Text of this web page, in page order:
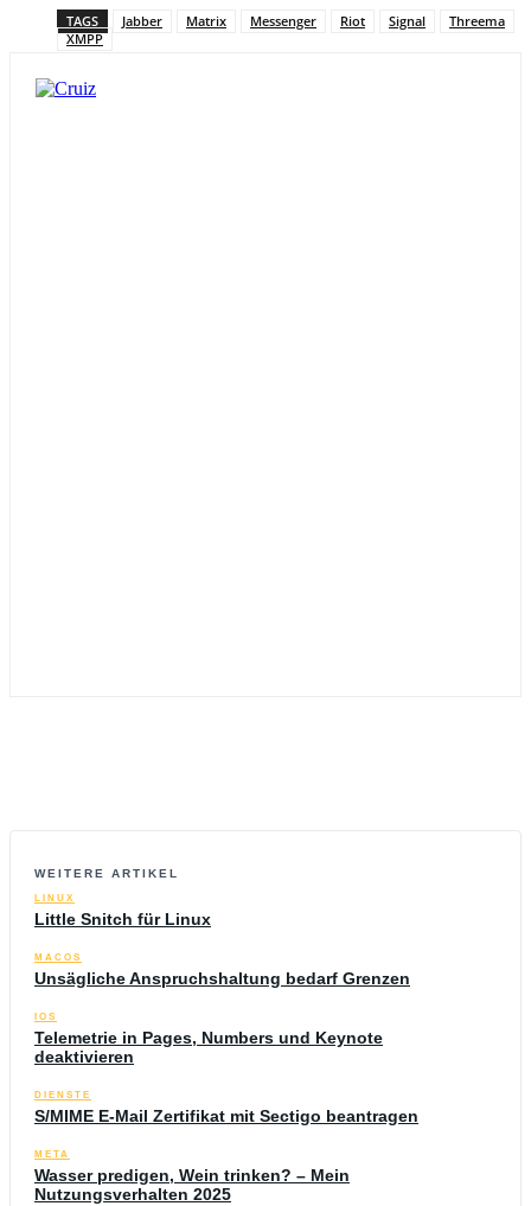
TAGS Jabber Matrix Messenger Riot Signal
Threema
XMPP
WEITERE ARTIKEL
LINUX
Little Snitch für Linux
MACOS
Unsägliche Anspruchshaltung bedarf Grenzen
IOS
Telemetrie in Pages, Numbers und Keynote
deaktivieren
DIENSTE
S/MIME E-Mail Zertifikat mit Sectigo beantragen
META
Wasser predigen, Wein trinken? – Mein
Nutzungsverhalten 2025